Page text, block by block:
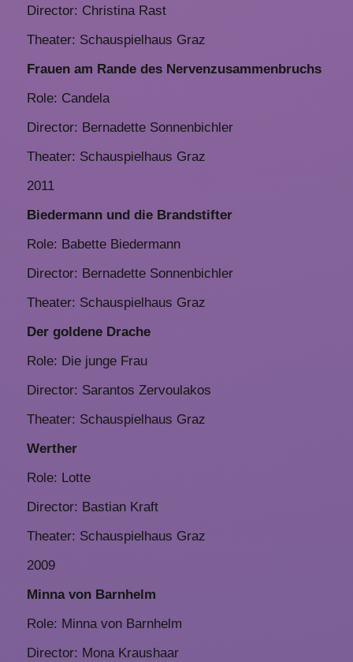
Director: Christina Rast
Theater: Schauspielhaus Graz
Frauen am Rande des Nervenzusammenbruchs
Role: Candela
Director: Bernadette Sonnenbichler
Theater: Schauspielhaus Graz
2011
Biedermann und die Brandstifter
Role: Babette Biedermann
Director: Bernadette Sonnenbichler
Theater: Schauspielhaus Graz
Der goldene Drache
Role: Die junge Frau
Director: Sarantos Zervoulakos
Theater: Schauspielhaus Graz
Werther
Role: Lotte
Director: Bastian Kraft
Theater: Schauspielhaus Graz
2009
Minna von Barnhelm
Role: Minna von Barnhelm
Director: Mona Kraushaar